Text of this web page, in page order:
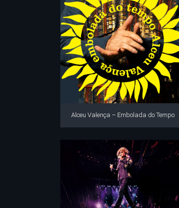
Alceu Valença – Embolada do Tempo